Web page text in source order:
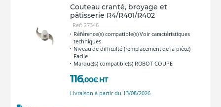
Couteau cranté, broyage et
pâtisserie R4/R401/R402
Ref: 27346
Référence(s) compatible(s) Voir caractéristiques
techniques
Niveau de difficulté (remplacement de la pièce)
Facile
Marque(s) compatible(s) ROBOT COUPE
116,00€ HT
Livraison à partir du 13/08/2026